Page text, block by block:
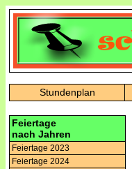
Stundenplan
Feiertage
nach Jahren
Feiertage 2023
Feiertage 2024